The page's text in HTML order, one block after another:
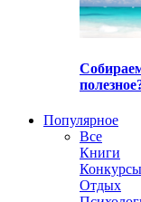
Популярное
Все
Книги
Конкурсы
Отдых